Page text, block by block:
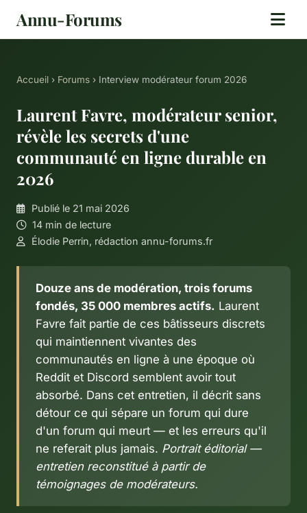
Annu-Forums
Accueil › Forums › Interview modérateur forum 2026
Laurent Favre, modérateur senior,
révèle les secrets d'une
communauté en ligne durable en
2026
Publié le 21 mai 2026
14 min de lecture
Élodie Perrin, rédaction annu-forums.fr
Douze ans de modération, trois forums
fondés, 35 000 membres actifs. Laurent
Favre fait partie de ces bâtisseurs discrets
qui maintiennent vivantes des
communautés en ligne à une époque où
Reddit et Discord semblent avoir tout
absorbé. Dans cet entretien, il décrit sans
détour ce qui sépare un forum qui dure
d'un forum qui meurt — et les erreurs qu'il
ne referait plus jamais. Portrait éditorial —
entretien reconstitué à partir de
témoignages de modérateurs.